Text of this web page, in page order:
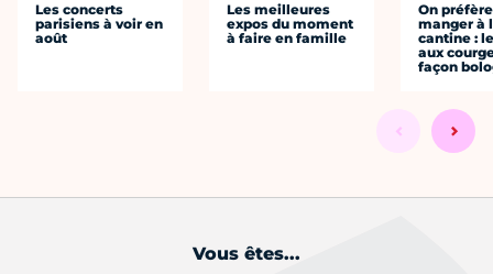
Les concerts
parisiens à voir en
août
Les meilleures
expos du moment
à faire en famille
On préfère
manger à
cantine :
aux
façon
Vous êtes...